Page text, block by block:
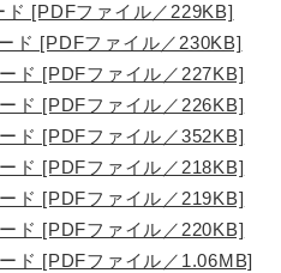
ド [PDFファイル／229KB]
ド [PDFファイル／230KB]
ド [PDFファイル／227KB]
ド [PDFファイル／226KB]
ド [PDFファイル／352KB]
ド [PDFファイル／218KB]
ド [PDFファイル／219KB]
ド [PDFファイル／220KB]
ド [PDFファイル／1.06MB]